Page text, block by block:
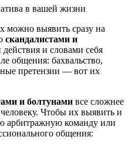
в вашей жизни
можно выявить сразу на
скандалистами и
и словами себя
общения: бахвальство,
претензии — вот их
и болтунами все сложнее
Чтобы их выявить и
арбитражную команду или
общения: